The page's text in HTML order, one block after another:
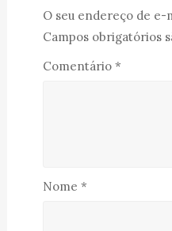
O seu endereço de e-
Campos obrigatórios
Comentário *
Nome *